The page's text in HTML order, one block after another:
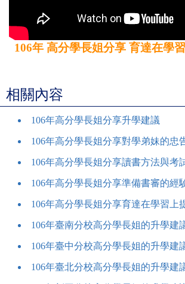
106年 高分學長姐分享 育達在學
相關內容
106年高分學長姐分享升學建議
106年高分學長姐分享對學弟妹的忠
106年高分學長姐分享讀書方法與考
106年高分學長姐分享準備書審的經
106年高分學長姐分享育達在學習上
106年臺南分校高分學長姐的升學建
106年臺中分校高分學長姐的升學建
106年臺北分校高分學長姐的升學建